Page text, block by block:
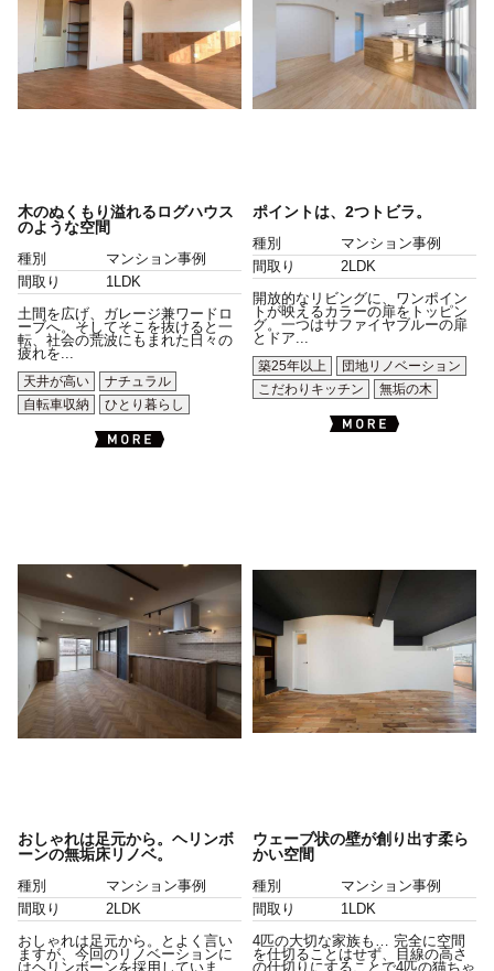
木のぬくもり溢れるログハウス
のような空間
種別
マンション事例
間取り
1LDK
土間を広げ、ガレージ兼ワードロ
ーブへ。そしてそこを抜けると一
転、社会の荒波にもまれた日々の
疲れを...
天井が高い
ナチュラル
自転車収納
ひとり暮らし
ポイントは、2つトビラ。
種別
マンション事例
間取り
2LDK
開放的なリビングに、ワンポイン
トが映えるカラーの扉をトッピン
グ。一つはサファイヤブルーの扉
とドア...
築25年以上
団地リノベーション
こだわりキッチン
無垢の木
おしゃれは足元から。ヘリンボ
ーンの無垢床リノベ。
種別
マンション事例
間取り
2LDK
おしゃれは足元から。とよく言い
ますが、今回のリノベーションに
はヘリンボーンを採用していま
ウェーブ状の壁が創り出す柔ら
かい空間
種別
マンション事例
間取り
1LDK
4匹の大切な家族も… 完全に空間
を仕切ることはせず、目線の高さ
の仕切りにすることで4匹の猫ちゃ